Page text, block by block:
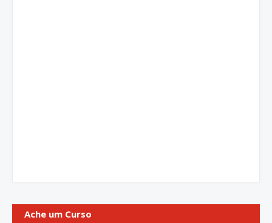
Ache um Curso